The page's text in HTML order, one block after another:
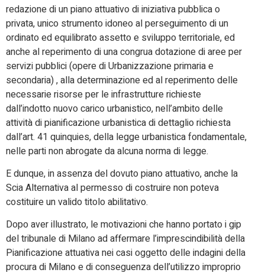
redazione di un piano attuativo di iniziativa pubblica o
privata, unico strumento idoneo al perseguimento di un
ordinato ed equilibrato assetto e sviluppo territoriale, ed
anche al reperimento di una congrua dotazione di aree per
servizi pubblici (opere di Urbanizzazione primaria e
secondaria) , alla determinazione ed al reperimento delle
necessarie risorse per le infrastrutture richieste
dall’indotto nuovo carico urbanistico, nell’ambito delle
attività di pianificazione urbanistica di dettaglio richiesta
dall’art. 41 quinquies, della legge urbanistica fondamentale,
nelle parti non abrogate da alcuna norma di legge.
E dunque, in assenza del dovuto piano attuativo, anche la
Scia Alternativa al permesso di costruire non poteva
costituire un valido titolo abilitativo.
Dopo aver illustrato, le motivazioni che hanno portato i gip
del tribunale di Milano ad affermare l’imprescindibilità della
Pianificazione attuativa nei casi oggetto delle indagini della
procura di Milano e di conseguenza dell’utilizzo improprio